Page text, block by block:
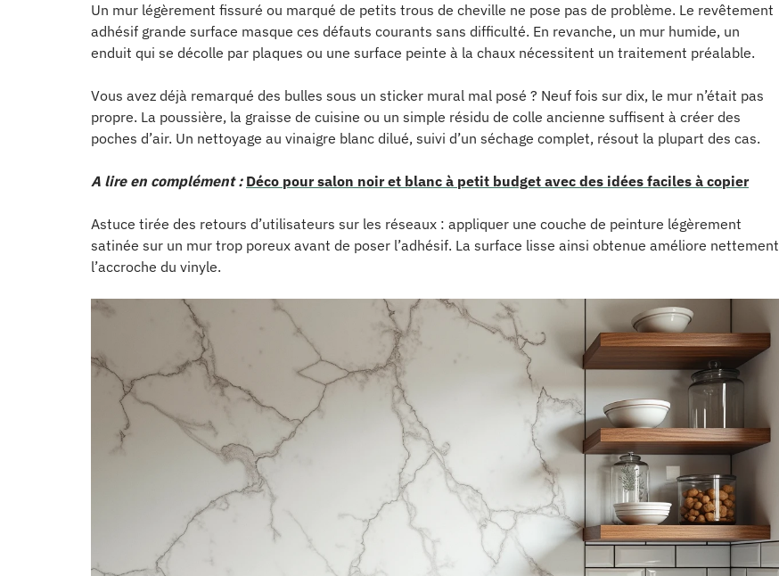
Un mur légèrement fissuré ou marqué de petits trous de cheville ne pose pas de problème. Le revêtement
adhésif grande surface masque ces défauts courants sans difficulté. En revanche, un mur humide, un
enduit qui se décolle par plaques ou une surface peinte à la chaux nécessitent un traitement préalable.
Vous avez déjà remarqué des bulles sous un sticker mural mal posé ? Neuf fois sur dix, le mur n’était pas
propre. La poussière, la graisse de cuisine ou un simple résidu de colle ancienne suffisent à créer des
poches d’air. Un nettoyage au vinaigre blanc dilué, suivi d’un séchage complet, résout la plupart des cas.
A lire en complément : Déco pour salon noir et blanc à petit budget avec des idées faciles à copier
Astuce tirée des retours d’utilisateurs sur les réseaux : appliquer une couche de peinture légèrement
satinée sur un mur trop poreux avant de poser l’adhésif. La surface lisse ainsi obtenue améliore nettement
l’accroche du vinyle.